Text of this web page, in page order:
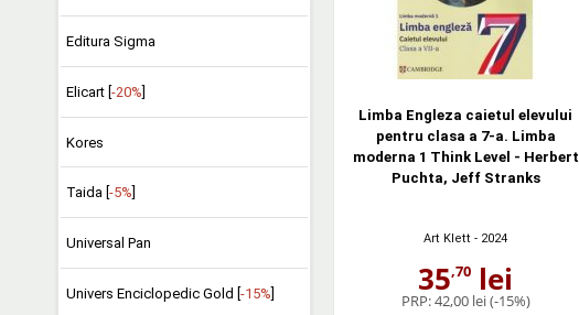
Editura Sigma
Elicart [-20%]
Kores
Taida [ -5%
Universal Pan
Univers Enciclopedic Gold [ -15%
Limba Engleza caietul elevului
pentru clasa a 7-a. Limba
moderna 1 Think Level - Herbert
Puchta, Jeff Stranks
Art Klett - 2024
35,70 lei
PRP:42,00 lei(-15%)